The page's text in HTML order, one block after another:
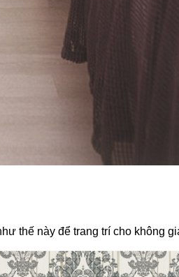
thế này để trang trí cho không